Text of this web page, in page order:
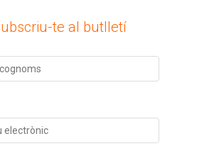
te al butlletí